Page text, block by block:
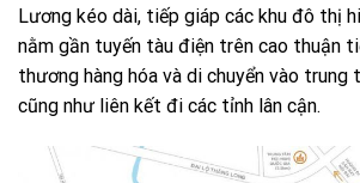
Lương kéo dài, tiếp giáp các khu đô thị
nằm gần tuyến tàu điện trên cao thuận
thương hàng hóa và di chuyển vào trung
cũng như liên kết đi các tỉnh lân cận.